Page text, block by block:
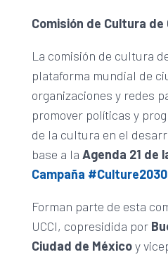
Comisión de Cultura de
La comisión de cultura
plataforma mundial de
organizaciones y redes
promover políticas y
de la cultura en el
base a la Agenda 21 de
Campaña
Forman parte de esta
UCCI, copresidida por
Ciudad de Méxicoy